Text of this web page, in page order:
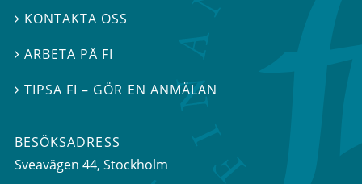
 KONTAKTA OSS
 ARBETA PÅ FI
TIPSA FI – GÖR EN ANMÄLAN
BESÖKSADRESS
Sveavägen 44, Stockholm